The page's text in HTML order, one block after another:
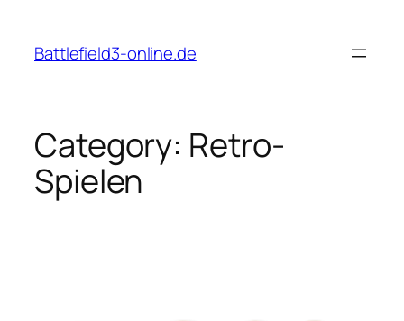
content
Battlefield3-online.de
Category: Retro-
Spielen